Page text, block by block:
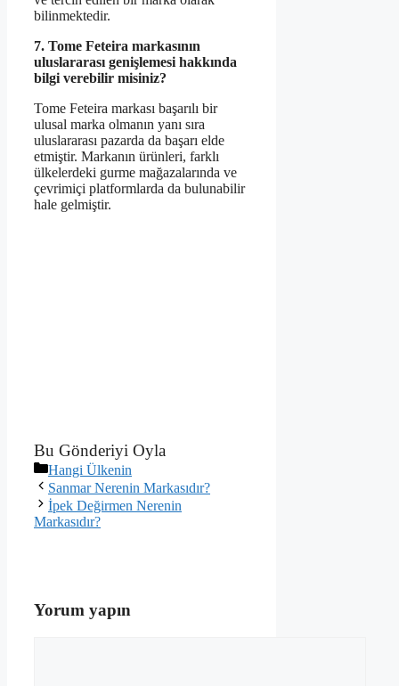
bilinmektedir.
7. Tome Feteira markasının
uluslararası genişlemesi hakkında
bilgi verebilir misiniz?
Tome Feteira markası başarılı bir
ulusal marka olmanın yanı sıra
uluslararası pazarda da başarı elde
etmiştir. Markanın ürünleri, farklı
ülkelerdeki gurme mağazalarında ve
çevrimiçi platformlarda da bulunabilir
hale gelmiştir.
Bu Gönderiyi Oyla
Kategoriler
Hangi Ülkenin
Sanmar Nerenin Markasıdır?
İpek Değirmen Nerenin
Markasıdır?
Yorum yapın